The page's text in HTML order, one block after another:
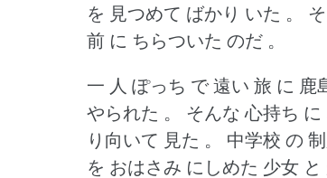
を 見つめて ばかり いた 。
前 に ちらついた のだ 。
一 人 ぽっち で 遠い 旅 に
やられた 。
そんな 心持ち
り向いて 見た 。
中学校 の
を おはさみ にしめた 少女